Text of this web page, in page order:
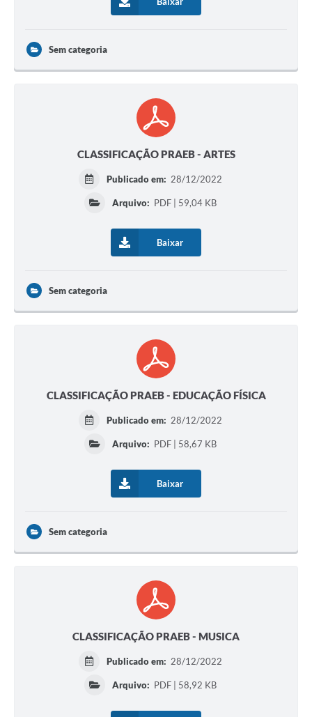
Sem categoria
CLASSIFICAÇÃO PRAEB - ARTES
Publicado em: 28/12/2022
Arquivo: PDF | 59,04 KB
Baixar
Sem categoria
CLASSIFICAÇÃO PRAEB - EDUCAÇÃO FÍSICA
Publicado em: 28/12/2022
Arquivo: PDF | 58,67 KB
Baixar
Sem categoria
CLASSIFICAÇÃO PRAEB - MUSICA
Publicado em: 28/12/2022
Arquivo: PDF | 58,92 KB